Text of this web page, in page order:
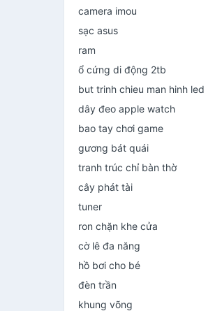
camera imou
sạc asus
ram
ổ cứng di động 2tb
but trinh chieu man hinh led
dây đeo apple watch
bao tay chơi game
gương bát quái
tranh trúc chỉ bàn thờ
cây phát tài
tuner
ron chặn khe cửa
cờ lê đa năng
hồ bơi cho bé
đèn trần
khung võng